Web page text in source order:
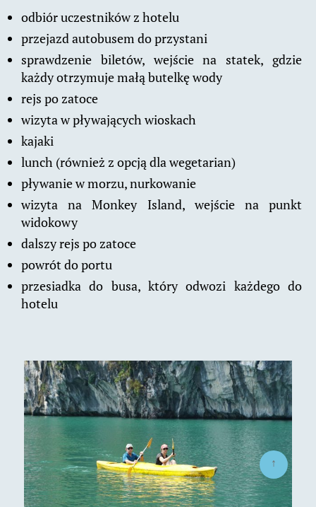
odbiór uczestników z hotelu
przejazd autobusem do przystani
sprawdzenie biletów, wejście na statek, gdzie
każdy otrzymuje małą butelkę wody
rejs po zatoce
wizyta w pływających wioskach
kajaki
lunch (również z opcją dla wegetarian)
pływanie w morzu, nurkowanie
wizyta na Monkey Island, wejście na punkt
widokowy
dalszy rejs po zatoce
powrót do portu
przesiadka do busa, który odwozi każdego do
hotelu
↑